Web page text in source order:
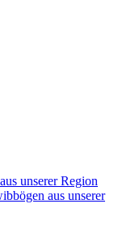
unserer Region
aus unserer